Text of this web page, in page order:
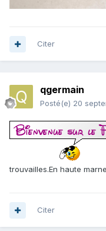
Citer
qgermain
Posté(e) 20
trouvailles.En haute
Citer